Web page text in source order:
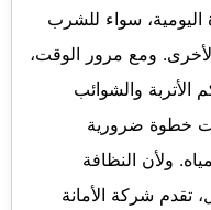
اليومية، سواء للشرب
ومع مرور الوقت،
الأتربة والشوائب
خطوة ضرورية
ولأن النظافة
تقدم شركة الأمانة